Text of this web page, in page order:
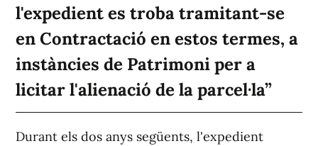
l'expedient es troba tramitant-se
en Contractació en estos termes, a
instàncies de Patrimoni per a
licitar l'alienació de la parcel·la
Durant els dos anys següents, l'expedient